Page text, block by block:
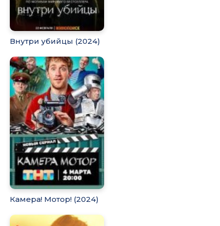
Внутри убийцы (2024)
Камера! Мотор! (2024)